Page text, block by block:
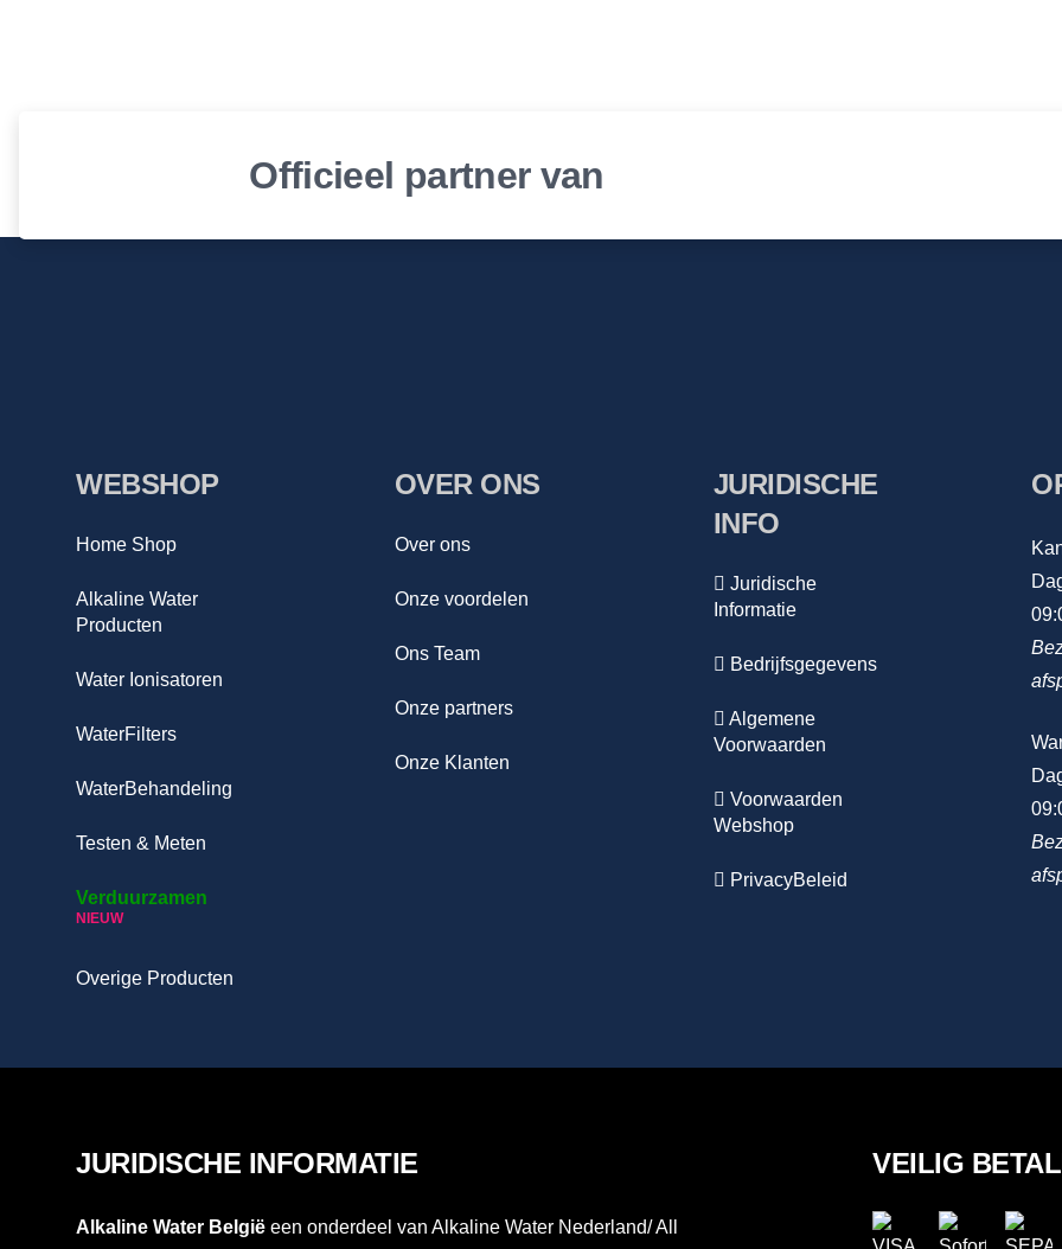
Officieel partner van
WEBSHOP
Home Shop
Alkaline Water
Producten
Water Ionisatoren
WaterFilters
WaterBehandeling
Testen & Meten
Verduurzamen
NIEUW
Overige Producten
OVER ONS
Over ons
Onze voordelen
Ons Team
Onze partners
Onze Klanten
JURIDISCHE
INFO
Juridische
Informatie
Bedrijfsgegevens
Algemene
Voorwaarden
Voorwaarden
Webshop
PrivacyBeleid
JURIDISCHE INFORMATIE
Alkaline Water België een onderdeel van Alkaline Water Nederland/ All
VEILIG